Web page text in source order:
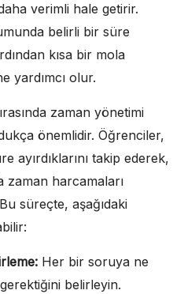
verimli hale getirir.
belirli bir süre
kısa bir mola
yardımcı olur.
zaman yönetimi
önemlidir. Öğrenciler,
ayırdıklarını takip ederek,
zaman harcamaları
süreçte, aşağıdaki
Her bir soruya ne
belirleyin.